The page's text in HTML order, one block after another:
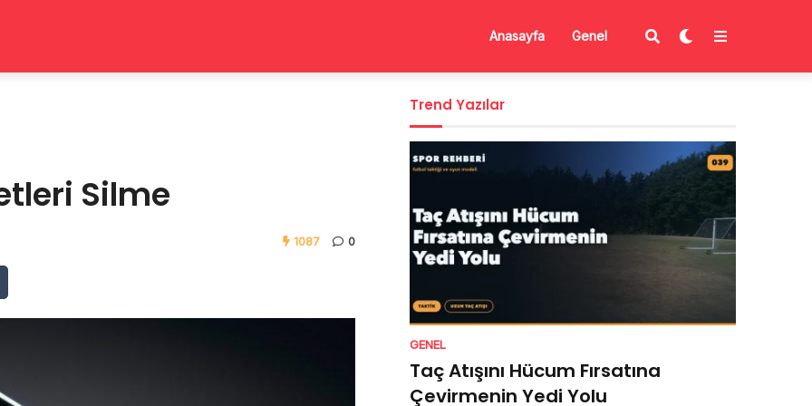
Anasayfa Genel
Silme
1087 0
Trend Yazılar
GENEL
Taç Atışını Hücum Fırsatına
Çevirmenin Yedi Yolu